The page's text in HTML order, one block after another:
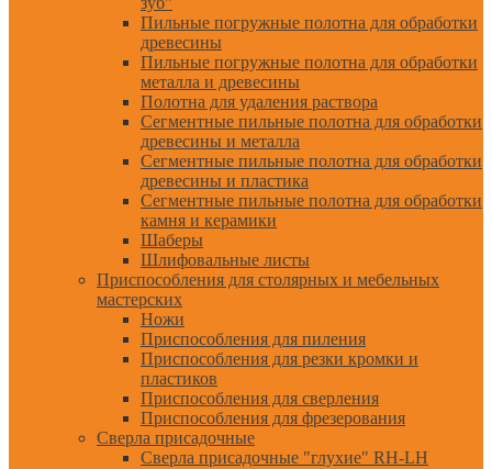
Пильные погружные полотна для обработки
древесины
Пильные погружные полотна для обработки
металла и древесины
Полотна для удаления раствора
Сегментные пильные полотна для обработки
древесины и металла
Сегментные пильные полотна для обработки
древесины и пластика
Сегментные пильные полотна для обработки
камня и керамики
Шаберы
Шлифовальные листы
Приспособления для столярных и мебельных
мастерских
Ножи
Приспособления для пиления
Приспособления для резки кромки и
пластиков
Приспособления для сверления
Приспособления для фрезерования
Сверла присадочные
Сверла присадочные "глухие" RH-LH